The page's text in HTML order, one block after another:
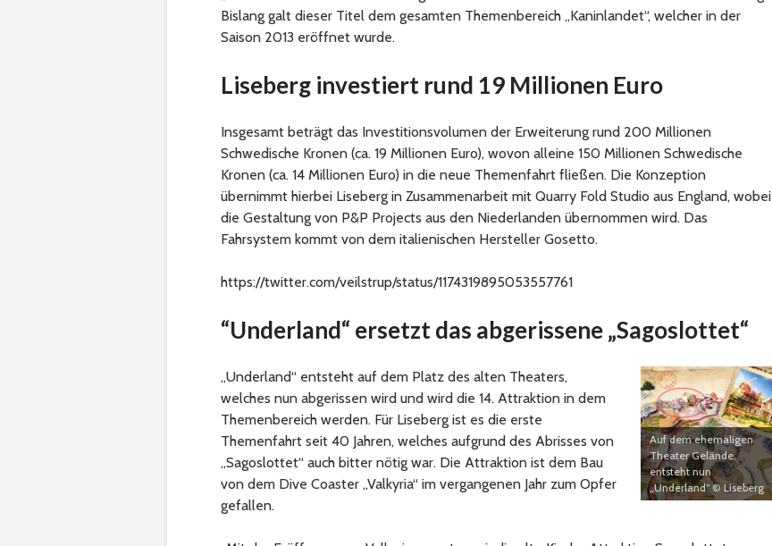
Bislang galt dieser Titel dem gesamten Themenbereich „Kaninlandet“, welcher in der
Saison 2013 eröffnet wurde.
Liseberg investiert rund 19 Millionen Euro
Insgesamt beträgt das Investitionsvolumen der Erweiterung rund 200 Millionen
Schwedische Kronen (ca. 19 Millionen Euro), wovon alleine 150 Millionen Schwedische
Kronen (ca. 14 Millionen Euro) in die neue Themenfahrt fließen. Die Konzeption
übernimmt hierbei Liseberg in Zusammenarbeit mit Quarry Fold Studio aus England, wobei
die Gestaltung von P&P Projects aus den Niederlanden übernommen wird. Das
Fahrsystem kommt von dem italienischen Hersteller Gosetto.
https://twitter.com/veilstrup/status/1174319895053557761
“Underland“ ersetzt das abgerissene „Sagoslottet“
Auf dem ehemaligen
Theater Gelände,
entsteht nun
„Underland“ © Liseberg
„Underland“ entsteht auf dem Platz des alten Theaters,
welches nun abgerissen wird und wird die 14. Attraktion in dem
Themenbereich werden. Für Liseberg ist es die erste
Themenfahrt seit 40 Jahren, welches aufgrund des Abrisses von
„Sagoslottet“ auch bitter nötig war. Die Attraktion ist dem Bau
von dem Dive Coaster „Valkyria“ im vergangenen Jahr zum Opfer
gefallen.